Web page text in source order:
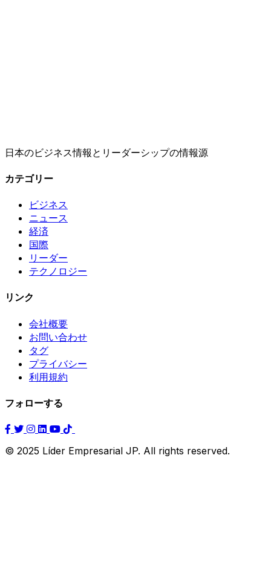
日本のビジネス情報とリーダーシップの情報源
カテゴリー
ビジネス
ニュース
経済
国際
リーダー
テクノロジー
リンク
会社概要
お問い合わせ
タグ
プライバシー
利用規約
フォローする
© 2025 Líder Empresarial JP. All rights reserved.